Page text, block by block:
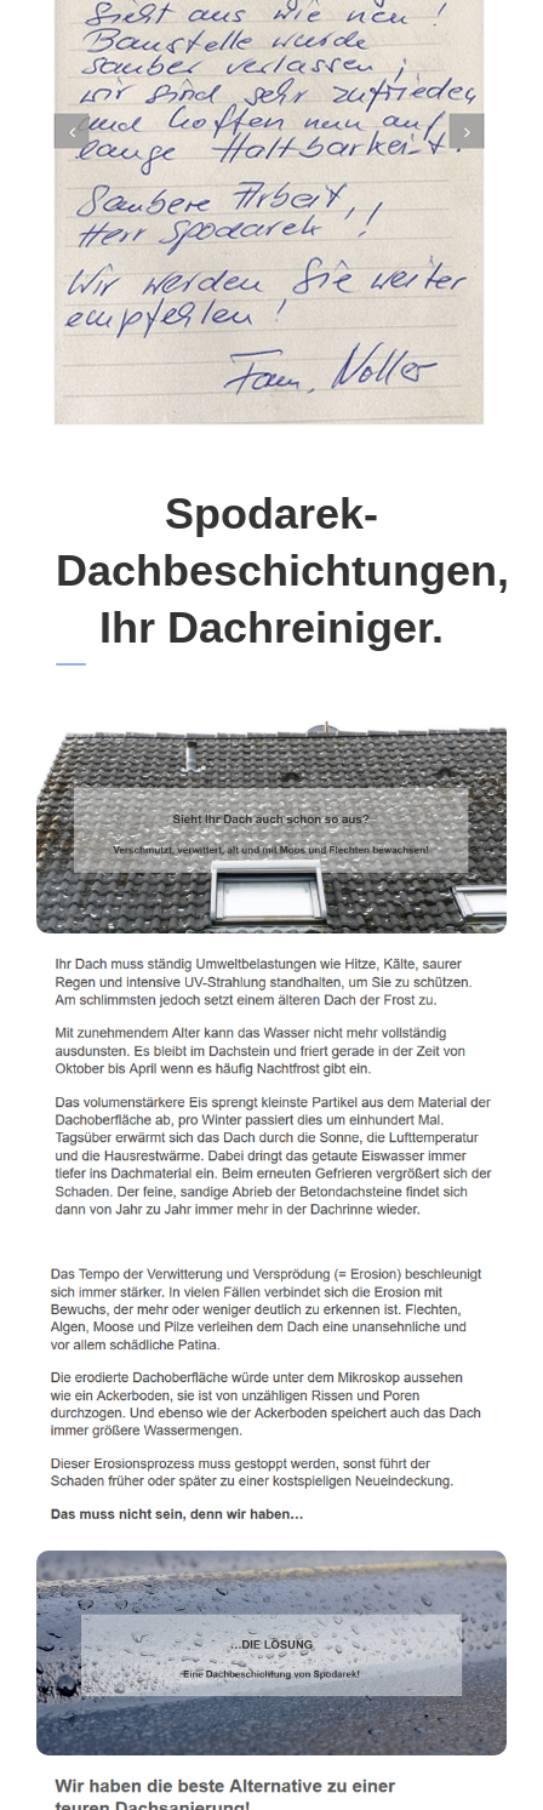
Spodarek-
Dachbeschichtungen,
Ihr Dachreiniger.